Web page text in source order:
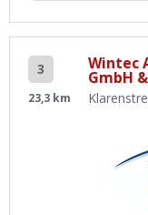
3
23,3 km
Wintec
GmbH